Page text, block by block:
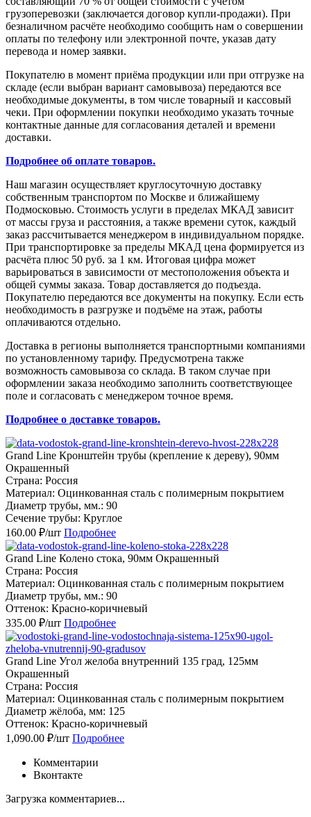
грузоперевозки (заключается договор купли-продажи). При
безналичном расчёте необходимо сообщить нам о совершении
оплаты по телефону или электронной почте, указав дату
перевода и номер заявки.
Покупателю в момент приёма продукции или при отгрузке на
складе (если выбран вариант самовывоза) передаются все
необходимые документы, в том числе товарный и кассовый
чеки. При оформлении покупки необходимо указать точные
контактные данные для согласования деталей и времени
доставки.
Подробнее об оплате товаров.
Наш магазин осуществляет круглосуточную доставку
собственным транспортом по Москве и ближайшему
Подмосковью. Стоимость услуги в пределах МКАД зависит
от массы груза и расстояния, а также времени суток, каждый
заказ рассчитывается менеджером в индивидуальном порядке.
При транспортировке за пределы МКАД цена формируется из
расчёта плюс 50 руб. за 1 км. Итоговая цифра может
варьироваться в зависимости от местоположения объекта и
общей суммы заказа. Товар доставляется до подъезда.
Покупателю передаются все документы на покупку. Если есть
необходимость в разгрузке и подъёме на этаж, работы
оплачиваются отдельно.
Доставка в регионы выполняется транспортными компаниями
по установленному тарифу. Предусмотрена также
возможность самовывоза со склада. В таком случае при
оформлении заказа необходимо заполнить соответствующее
поле и согласовать с менеджером точное время.
Подробнее о доставке товаров.
Grand Line Кронштейн трубы (крепление к дереву), 90мм
Окрашенный
Страна: Россия
Материал: Оцинкованная сталь с полимерным покрытием
Диаметр трубы, мм.: 90
Сечение трубы: Круглое
160.00 ₽/шт Подробнее
Grand Line Колено стока, 90мм Окрашенный
Страна: Россия
Материал: Оцинкованная сталь с полимерным покрытием
Диаметр трубы, мм.: 90
Оттенок: Красно-коричневый
335.00 ₽/шт Подробнее
Grand Line Угол желоба внутренний 135 град, 125мм
Окрашенный
Страна: Россия
Материал: Оцинкованная сталь с полимерным покрытием
Диаметр жёлоба, мм: 125
Оттенок: Красно-коричневый
1,090.00 ₽/шт Подробнее
Комментарии
Вконтакте
Загрузка комментариев...